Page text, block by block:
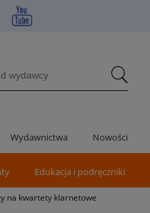
Wydawnictwa Nowości
Edukacja i podręczniki
na kwartety klarnetowe